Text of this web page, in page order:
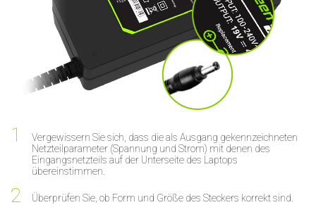
Vergewissern Sie sich, dass die als Ausgang gekennzeichneten
Netzteilparameter (Spannung und Strom) mit denen des
Eingangsnetzteils auf der Unterseite des Laptops
übereinstimmen.
Überprüfen Sie, ob Form und Größe des Steckers korrekt sind.